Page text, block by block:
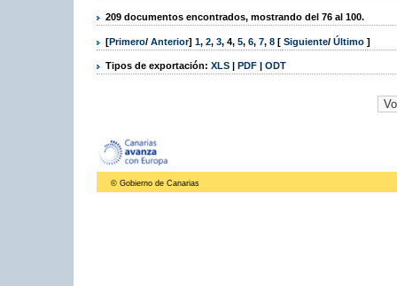
209 documentos encontrados, mostrando del 76 al 100.
[Primero/ Anterior] 1, 2, 3, 4, 5, 6, 7, 8 [ Siguiente/ Último ]
Tipos de exportación: XLS | PDF | ODT
© Gobierno de Canarias